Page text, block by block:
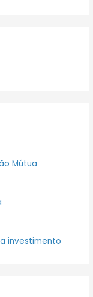
Mútua
investimento